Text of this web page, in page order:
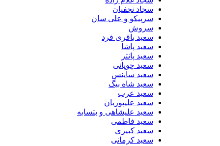
سجاد نجفیان
سرپیکو و علی سان
سروش
سعید باقری فرد
سعید پاشا
سعید پانتر
سعید چوپانی
سعید ساینس
سعید شاه بیگ
سعید عرب
سعید علیپوریان
سعید علیشاهی و بتسابه
سعید فاطمی
سعید کبیری
سعید کرمانی